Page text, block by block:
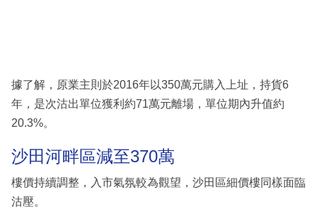
據了解，原業主則於2016年以350萬元購入上址，持貨6
年，是次沽出單位獲利約71萬元離場，單位期內升值約
20.3%。
沙田河畔區減至370萬
樓價持續調整，入市氣氛較為觀望，沙田區細價樓同樣面臨
沽壓。